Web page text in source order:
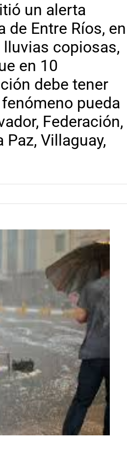
un alerta
de Entre Ríos, en
copiosas,
en 10
debe tener
pueda
Federación,
Paz, Villaguay,